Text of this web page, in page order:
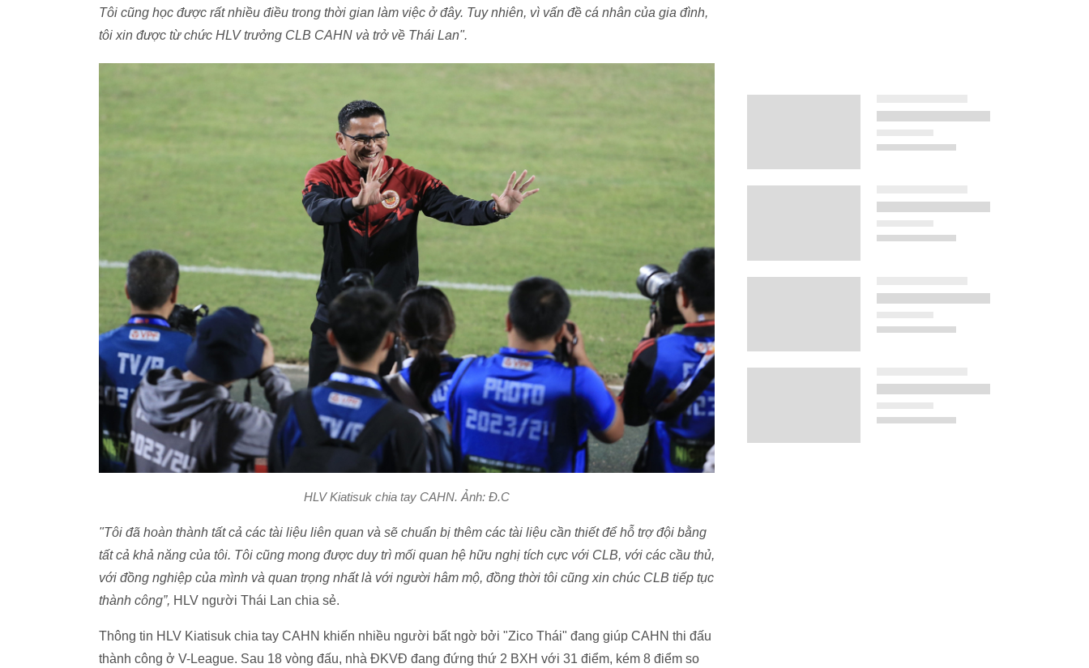
Tôi cũng học được rất nhiều điều trong thời gian làm việc ở đây. Tuy nhiên, vì vấn đề cá nhân của gia đình,
tôi xin được từ chức HLV trưởng CLB CAHN và trở về Thái Lan".
HLV Kiatisuk chia tay CAHN. Ảnh: Đ.C
"Tôi đã hoàn thành tất cả các tài liệu liên quan và sẽ chuẩn bị thêm các tài liệu cần thiết để hỗ trợ đội bằng
tất cả khả năng của tôi. Tôi cũng mong được duy trì mối quan hệ hữu nghị tích cực với CLB, với các cầu thủ,
với đồng nghiệp của mình và quan trọng nhất là với người hâm mộ, đồng thời tôi cũng xin chúc CLB tiếp tục
thành công”, HLV người Thái Lan chia sẻ.
Thông tin HLV Kiatisuk chia tay CAHN khiến nhiều người bất ngờ bởi "Zico Thái" đang giúp CAHN thi đấu
thành công ở V-League. Sau 18 vòng đấu, nhà ĐKVĐ đang đứng thứ 2 BXH với 31 điểm, kém 8 điểm so